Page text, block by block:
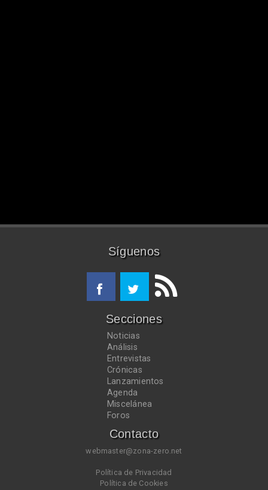
Síguenos
Secciones
Noticias
Análisis
Entrevistas
Crónicas
Lanzamientos
Agenda
Miscelánea
Foros
Contacto
webmaster@zona-zero.net
Política de Privacidad
Política de Cookies